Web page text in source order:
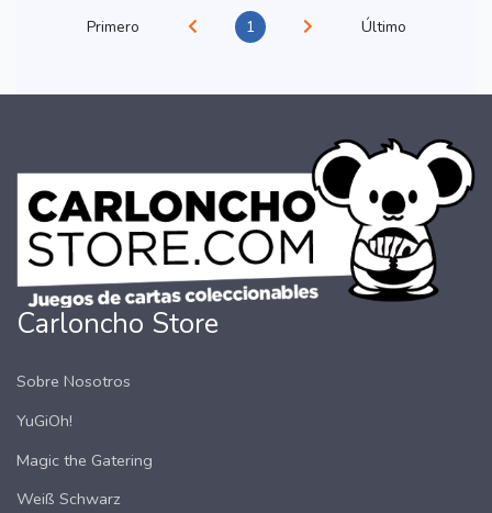
Primero 1 Último
Carloncho Store
Sobre Nosotros
YuGiOh!
Magic the Gatering
Weiß Schwarz